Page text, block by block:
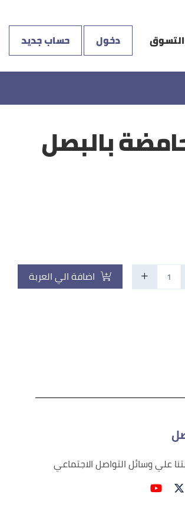
دخول حساب جديد
بالبصل
اضافة الي العربة
علي وسائل التواصل الاجتماعي